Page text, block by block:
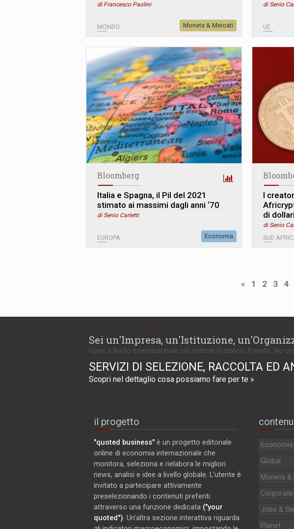
di Francesco Paolini
MONDO Moneta & Mercati
di Senio
UE
Bloomberg
Italia e Spagna, il Pil del 2021
stimato ai massimi dagli anni ‘70
di Senio Carletti
EUROPA Economia
I
di
di Senio
SUD
« 1 2 3 4
Sei un'Impresa, un'Istituzione,
Operi a livello internazionale nel settore Pubblico, Privato, No-
SERVIZI DI SELEZIONE, RACCOLTA ED
Scopri nel dettaglio cosa possiamo fare per te »
il progetto
"quoted business" è un progetto editoriale
online di economia internazionale che
monitora, seleziona e rielabora le migliori
news, analisi e idee a livello globale. L'utente è
invitato a partecipare attivamente
preselezionando i contenuti preferiti
attraverso una funzione dedicata ("your
quoted"). Un'altra sezione interattiva riguarda
Economia
Global
Moneta &
Corporate
Jobs &
Planet